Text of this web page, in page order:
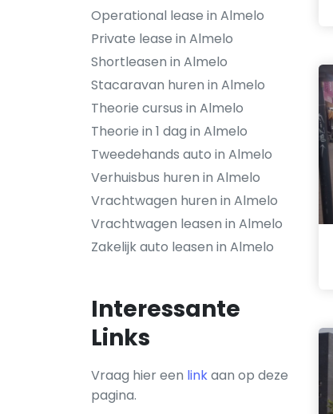
Operational lease in Almelo
Private lease in Almelo
Shortleasen in Almelo
Stacaravan huren in Almelo
Theorie cursus in Almelo
Theorie in 1 dag in Almelo
Tweedehands auto in Almelo
Verhuisbus huren in Almelo
Vrachtwagen huren in Almelo
Vrachtwagen leasen in Almelo
Zakelijk auto leasen in Almelo
Interessante
Links
Vraag hier een linkaan op deze
pagina.